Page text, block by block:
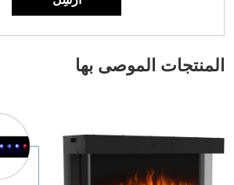
المنتجات الموصى بها